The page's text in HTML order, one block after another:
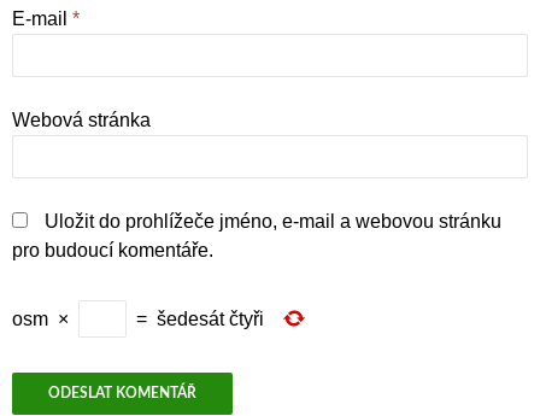
E-mail *
Webová stránka
Uložit do prohlížeče jméno, e-mail a webovou stránku
pro budoucí komentáře.
osm × = šedesát čtyři